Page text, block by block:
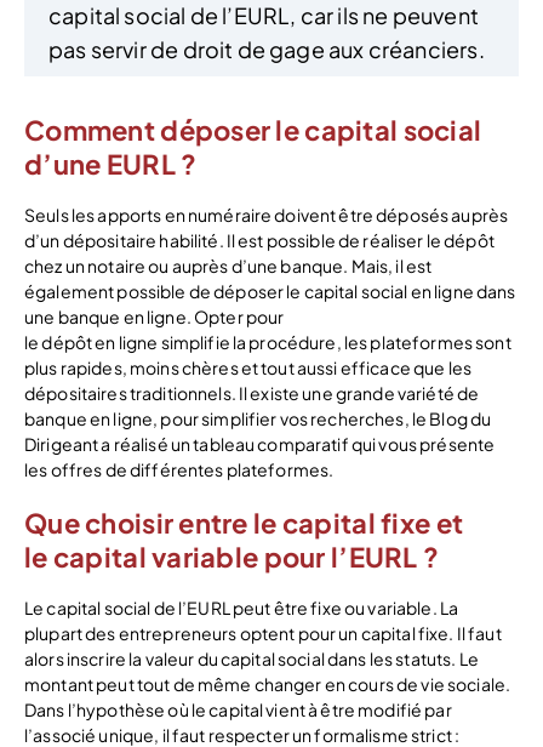
capital social de l’EURL, car ils ne peuvent
pas servir de droit de gage aux créanciers.
Comment déposer le capital social
d’une EURL ?
Seuls les apports en numéraire doivent être déposés auprès
d’un dépositaire habilité. Il est possible de réaliser le dépôt
chez un notaire ou auprès d’une banque. Mais, il est
également possible de déposer le capital social en ligne dans
une banque en ligne. Opter pour
le dépôt en ligne simplifie la procédure, les plateformes sont
plus rapides, moins chères et tout aussi efficace que les
dépositaires traditionnels. Il existe une grande variété de
banque en ligne, pour simplifier vos recherches, le Blog du
Dirigeant a réalisé un tableau comparatif qui vous présente
les offres de différentes plateformes.
Que choisir entre le capital fixe et
le capital variable pour l’EURL ?
Le capital social de l’EURL peut être fixe ou variable. La
plupart des entrepreneurs optent pour un capital fixe. Il faut
alors inscrire la valeur du capital social dans les statuts. Le
montant peut tout de même changer en cours de vie sociale.
Dans l’hypothèse où le capital vient à être modifié par
l’associé unique, il faut respecter un formalisme strict :